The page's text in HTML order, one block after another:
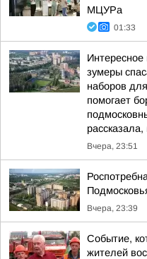
МЦУРа
01:33
зумеры
наборов
помогает
Вчера, 23:51
Вчера, 23:39
Событие,
жителей